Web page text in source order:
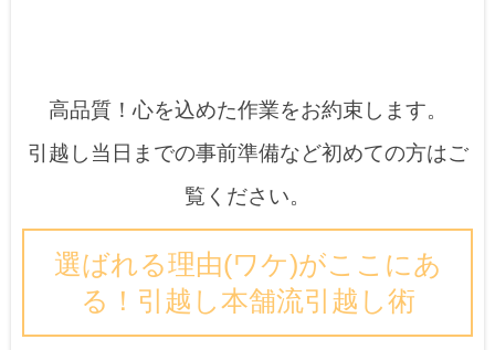
高品質！心を込めた作業をお約束します。
引越し当日までの事前準備など初めての方はご
覧ください。
選ばれる理由(ワケ)がここにあ
る！引越し本舗流引越し術